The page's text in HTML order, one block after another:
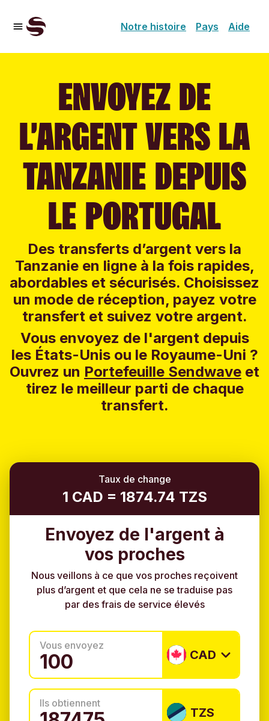
Notre histoire Pays Aide
ENVOYEZ DE
L’ARGENT VERS LA
TANZANIE DEPUIS
LE PORTUGAL
Des transferts d’argent vers la
Tanzanie en ligne à la fois rapides,
abordables et sécurisés. Choisissez
un mode de réception, payez votre
transfert et suivez votre argent.
Vous envoyez de l'argent depuis
les États-Unis ou le Royaume-Uni ?
Ouvrez un Portefeuille Sendwave et
tirez le meilleur parti de chaque
transfert.
Taux de change
1 CAD = 1874.74 TZS
Envoyez de l'argent à
vos proches
Nous veillons à ce que vos proches reçoivent
plus d’argent et que cela ne se traduise pas
par des frais de service élevés
Vous envoyez
CAD
Ils obtiennent
TZS